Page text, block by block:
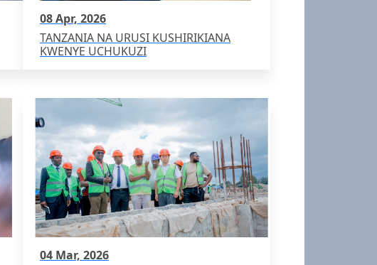
08 Apr, 2026
TANZANIA NA URUSI KUSHIRIKIANA
KWENYE UCHUKUZI
04 Mar, 2026